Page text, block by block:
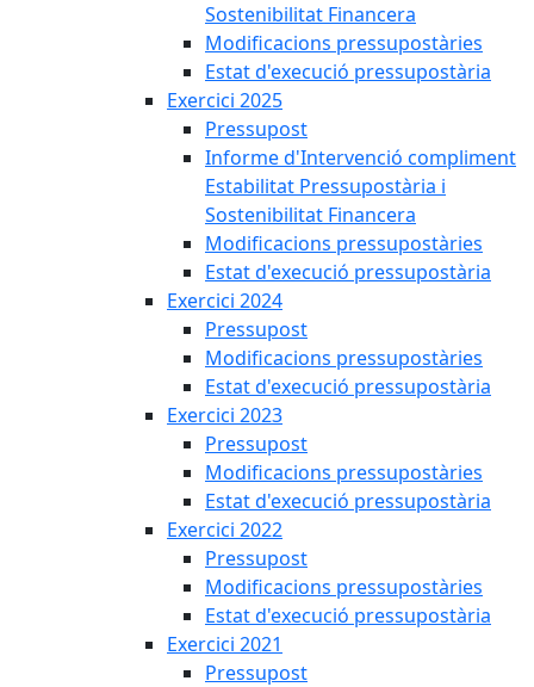
Sostenibilitat Financera
Modificacions pressupostàries
Estat d'execució pressupostària
Exercici 2025
Pressupost
Informe d'Intervenció compliment
Estabilitat Pressupostària i
Sostenibilitat Financera
Modificacions pressupostàries
Estat d'execució pressupostària
Exercici 2024
Pressupost
Modificacions pressupostàries
Estat d'execució pressupostària
Exercici 2023
Pressupost
Modificacions pressupostàries
Estat d'execució pressupostària
Exercici 2022
Pressupost
Modificacions pressupostàries
Estat d'execució pressupostària
Exercici 2021
Pressupost